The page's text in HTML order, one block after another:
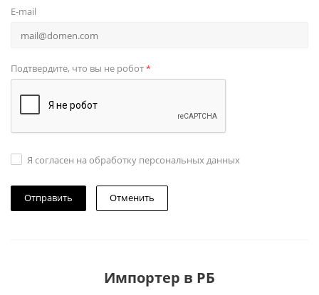
E-mail
Подтвердите, что вы не робот*
Я согласен на обработку персональных данных
Отменить
Импортер в РБ